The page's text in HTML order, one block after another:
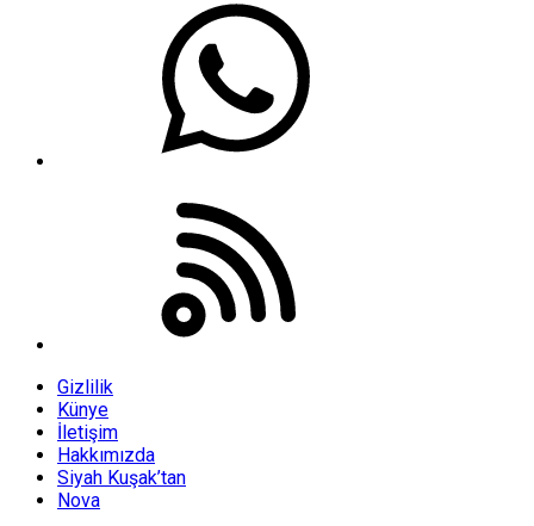
Gizlilik
Künye
İletişim
Hakkımızda
Siyah Kuşak’tan
Nova